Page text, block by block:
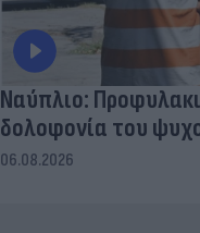
Ναύπλιο:
δολοφονία του
06.08.2026